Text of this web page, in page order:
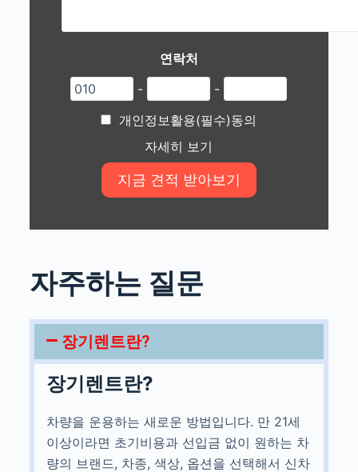
연락처
-
-
개인정보활용(필수)동의
자세히 보기
자주하는 질문
장기렌트란?
장기렌트란?
차량을 운용하는 새로운 방법입니다. 만 21세
이상이라면 초기비용과 선입금 없이 원하는 차
량의 브랜드, 차종, 색상, 옵션을 선택해서 신차